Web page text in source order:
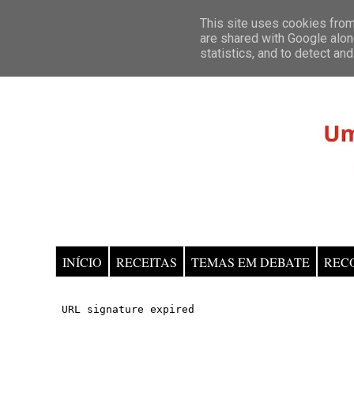
INÍCIO RECEITAS TEMAS EM DEBATE
This site uses cookies
are shared with Google
statistics, and to detect